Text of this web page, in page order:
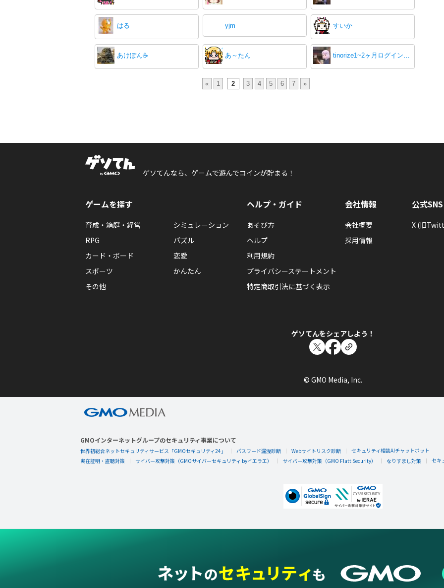
はる yjm すいか
あけぽん☕️ あ～たん tinorize1~2ヶ月ログイン少な目です
« 1 2 3 4 5 6 7 »
ゲソてんなら、ゲームで遊んでコインが貯まる！
ゲームを探す
育成・箱庭・経営
シミュレーション
RPG
パズル
カード・ボード
恋愛
スポーツ
かんたん
その他
ヘルプ・ガイド
あそび方
ヘルプ
利用規約
プライバシーステートメント
特定商取引法に基づく表示
会社情報
会社概要
採用情報
公式SNS
X (旧
ゲソてんをシェアしよう！
© GMO Media, Inc.
GMOインターネットグループのセキュリティ事業について
世界初総合ネットセキュリティサービス「GMOセキュリティ24」 パスワード漏洩診断 Webサイトリスク診断
セキュリティ相談AIチャットボット
実在証明・盗聴対策
サイバー攻撃対策（GMOサイバーセキュリティ byイエラエ） サイバー攻撃対策（GMO Flatt Security） なりすまし対策 セキ